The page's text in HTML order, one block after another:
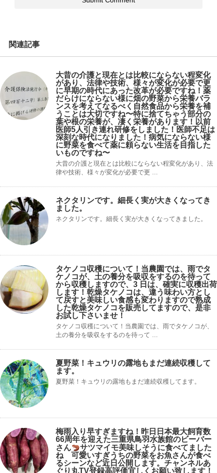
関連記事
大昔の介護と現在とは比較にならない程変化
があり、法律や技術、様々が変化が必要で更
に早期の時代にあった改革が必要ですね！薬
だらけにならない様に畑の野菜から栄養バラ
ンスを考えてなるべく自然食品から栄養を補
うことは大切ですね〜特に捨てちゃう部分の
葉や根の栄養が、凄く栄養があります！以前
医師5人引き連れ研修をしました！医師不足は
深刻な時代になりました！病気にならない様
に野菜を食べて薬に頼らない生活を目指した
いものですね〜
大昔の介護と現在とは比較にならない程変化があり、法
律や技術、様々が変化が必要で更 ...
ネクタリンです。細長く実が大きくなってき
ました。
ネクタリンです。細長く実が大きくなってきました。
タケノコ収穫について！当農園では、雨でタ
ケノコが、土の養分を吸収をするのを待って
から収穫しますので、3 日は、確実に収穫出荷
します！乾燥タケノコは、違う味わい方とし
て戻すと美味しい食感も変わりますので熟成
した乾燥タケノコを販売してますので、是非
お試し下さいませ！
タケノコ収穫について！当農園では、雨でタケノコが、
土の養分を吸収をするのを待って ...
夏野菜！キュウリの露地もまだ連続収穫して
ます。
夏野菜！キュウリの露地もまだ連続収穫してます。
梅雨入り早すぎますね！昨日日本最大飼育数
66周年を迎えた三重県鳥羽水族館のビーバー
さん
サツマイモ美味しそうに食べてました
ね 可愛いすぎうちの野菜をお魚さんが食べ
るシーンなど近日公開します。チャンネルあ
ぐり丸TV登録高評価宜しくお願い致します！